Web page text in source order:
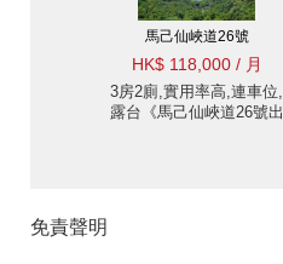
馬己仙峽道26號
HK$ 118,000 / 月
3房2廁,實用率高,連車位,
露台《馬己仙峽道26號出
免責聲明